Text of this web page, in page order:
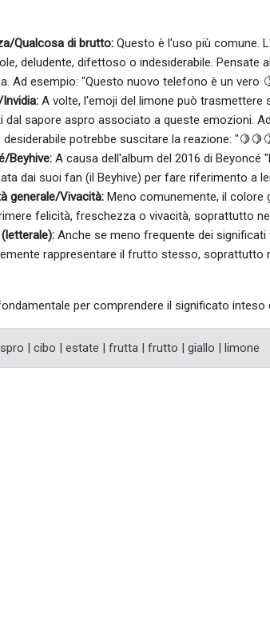
Qualcosa di brutto: Questo è l'uso più comune.
deludente, difettoso o indesiderabile. Pensate
Ad esempio: "Questo nuovo telefono è un vero
A volte, l'emoji del limone può trasmettere
dal sapore aspro associato a queste emozioni.
potrebbe suscitare la reazione:
Beyhive: A causa dell'album del 2016 di Beyoncé
dai suoi fan (il Beyhive) per fare riferimento a
generale/Vivacità: Meno comunemente, il colore
felicità, freschezza o vivacità, soprattutto
Anche se meno frequente dei
rappresentare il frutto stesso, soprattutto
per comprendere il significato inteso
| cibo | estate | frutta | frutto | giallo | limone